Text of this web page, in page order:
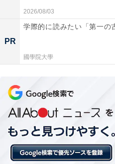
「成城石井 シングルオリジンチョコ
なので、たっぷり楽しめる
11月10日に発売されたのが
地のカカオ豆）にこだわっ
2026/08/03
PR
学際的に読みたい「第一の
國學院大學